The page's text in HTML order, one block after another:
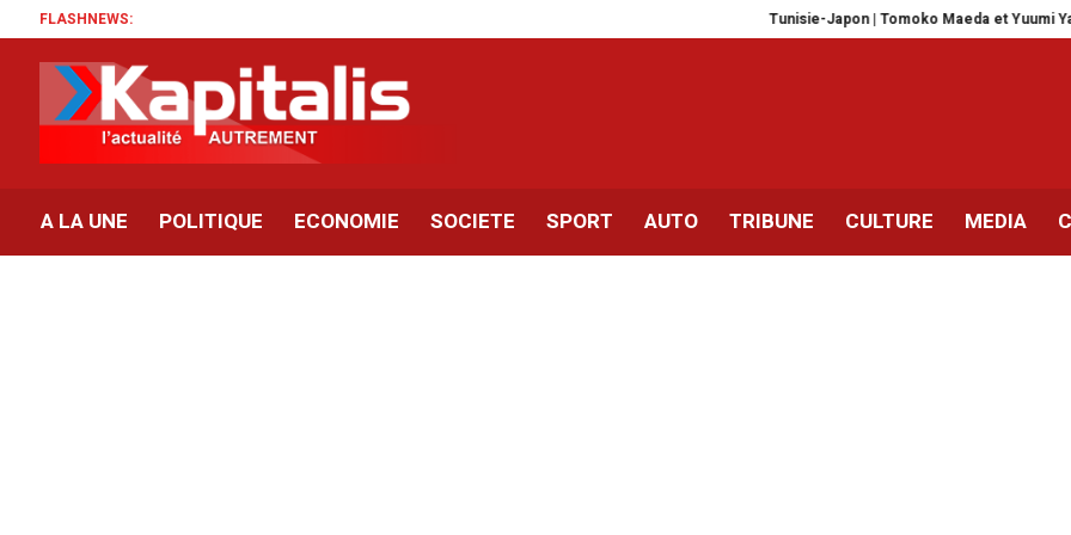
FLASHNEWS: Tunisie-Japon | Tomoko Maeda et Yuumi Yamaguchi
A LA UNE POLITIQUE ECONOMIE SOCIETE SPORT AUTO TRIBUNE CULTURE MEDIA